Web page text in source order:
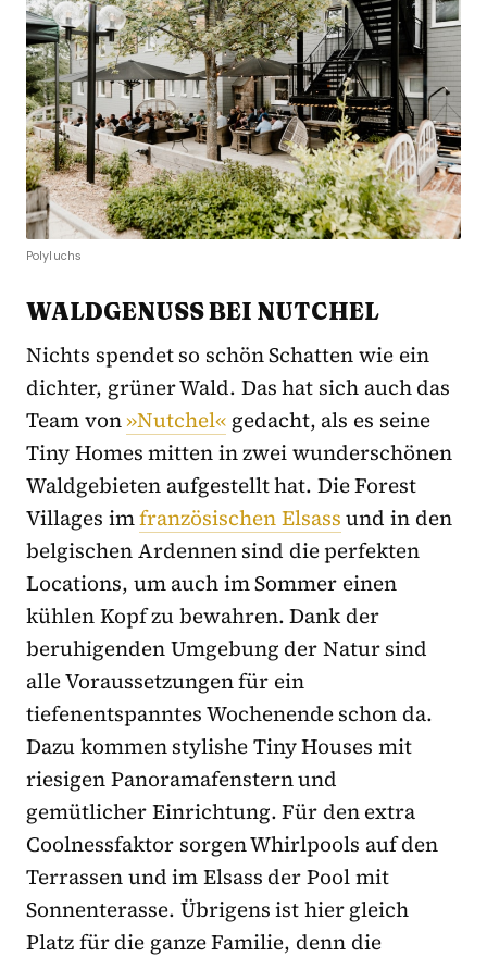
Polyluchs
WALDGENUSS BEI NUTCHEL
Nichts spendet so schön Schatten wie ein
dichter, grüner Wald. Das hat sich auch das
Team von»Nutchel« gedacht, als es seine
Tiny Homes mitten in zwei wunderschönen
Waldgebieten aufgestellt hat. Die Forest
Villages imfranzösischen Elsassund in den
belgischen Ardennen sind die perfekten
Locations, um auch im Sommer einen
kühlen Kopf zu bewahren. Dank der
beruhigenden Umgebung der Natur sind
alle Voraussetzungen für ein
tiefenentspanntes Wochenende schon da.
Dazu kommen stylishe Tiny Houses mit
riesigen Panoramafenstern und
gemütlicher Einrichtung. Für den extra
Coolnessfaktor sorgen Whirlpools auf den
Terrassen und im Elsass der Pool mit
Sonnenterasse. Übrigens ist hier gleich
Platz für die ganze Familie, denn die